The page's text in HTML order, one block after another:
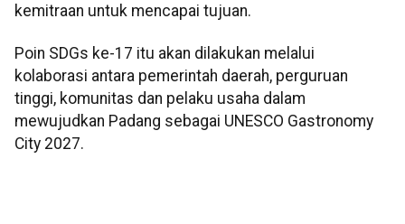
kemitraan untuk mencapai tujuan.
Poin SDGs ke-17 itu akan dilakukan melalui
kolaborasi antara pemerintah daerah, perguruan
tinggi, komunitas dan pelaku usaha dalam
mewujudkan Padang sebagai UNESCO Gastronomy
City 2027.